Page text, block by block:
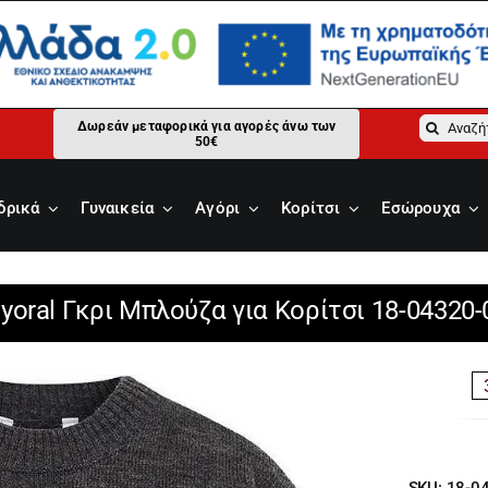
Δωρεάν μεταφορικά για αγορές άνω των
50€
Γυναικεία Αγόρι Κορίτσι Εσώρουχα
Γκρι Μπλούζα για Κορίτσι 18-